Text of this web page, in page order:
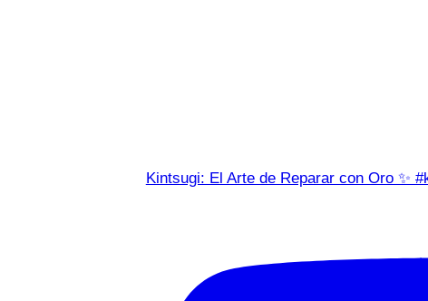
Kintsugi: El Arte de Reparar con Oro ✨